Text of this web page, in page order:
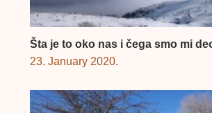
Šta je to oko nas i čega smo mi
23. January 2020.